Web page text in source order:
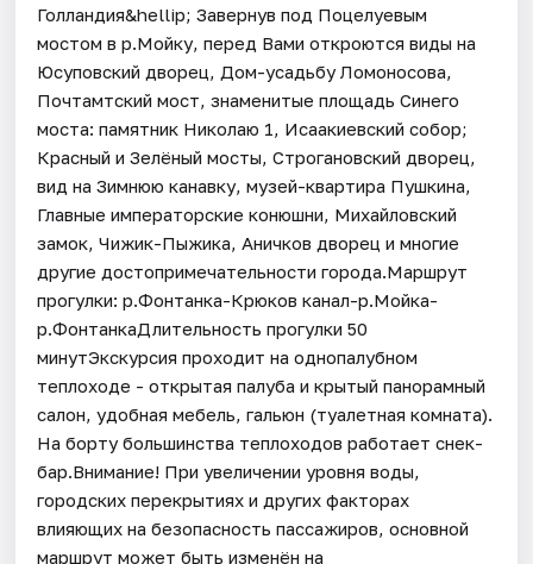
Голландия&hellip; Завернув под Поцелуевым
мостом в р.Мойку, перед Вами откроются виды на
Юсуповский дворец, Дом-усадьбу Ломоносова,
Почтамтский мост, знаменитые площадь Синего
моста: памятник Николаю 1, Исаакиевский собор;
Красный и Зелёный мосты, Строгановский дворец,
вид на Зимнюю канавку, музей-квартира Пушкина,
Главные императорские конюшни, Михайловский
замок, Чижик-Пыжика, Аничков дворец и многие
другие достопримечательности города.Маршрут
прогулки: р.Фонтанка-Крюков канал-р.Мойка-
р.ФонтанкаДлительность прогулки 50
минутЭкскурсия проходит на однопалубном
теплоходе - открытая палуба и крытый панорамный
салон, удобная мебель, гальюн (туалетная комната).
На борту большинства теплоходов работает снек-
бар.Внимание! При увеличении уровня воды,
городских перекрытиях и других факторах
влияющих на безопасность пассажиров, основной
маршрут может быть изменён на